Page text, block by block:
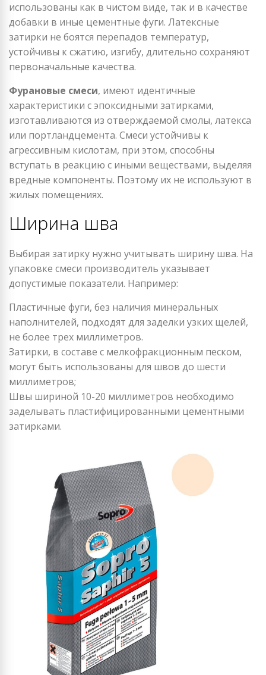
использованы как в чистом виде, так и в качестве
добавки в иные цементные фуги. Латексные
затирки не боятся перепадов температур,
устойчивы к сжатию, изгибу, длительно сохраняют
первоначальные качества.
Фурановые смеси, имеют идентичные
характеристики с эпоксидными затирками,
изготавливаются из отверждаемой смолы, латекса
или портландцемента. Смеси устойчивы к
агрессивным кислотам, при этом, способны
вступать в реакцию с иными веществами, выделяя
вредные компоненты. Поэтому их не используют в
жилых помещениях.
Ширина шва
Выбирая затирку нужно учитывать ширину шва. На
упаковке смеси производитель указывает
допустимые показатели. Например:
Пластичные фуги, без наличия минеральных
наполнителей, подходят для заделки узких щелей,
не более трех миллиметров.
Затирки, в составе с мелкофракционным песком,
могут быть использованы для швов до шести
миллиметров;
Швы шириной 10-20 миллиметров необходимо
заделывать пластифицированными цементными
затирками.